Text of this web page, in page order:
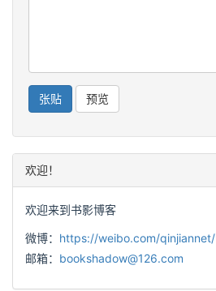
欢迎！
欢迎来到书影博客
微博： https://weibo.com/qinjiannet/
邮箱： bookshadow@126.com